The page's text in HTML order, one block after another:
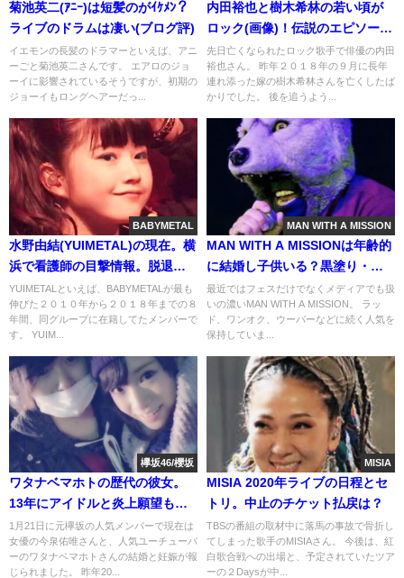
菊池英二(ｱﾆｰ)は短髪のがｲｹﾒﾝ？
ライブのドラムは凄い(ブログ評)
イエモンの長髪のドラマーといえば、アニ
ーごと菊池英二さんです。 エアロのジョ
ーイに影響されているそうですが、初期の
ジョーイもロングヘアーだっ...
内田裕也と樹木希林の若い頃が
ロック(画像)！伝説のエピソー
ド・逸話
先日亡くなられたロック歌手で俳優の内田
裕也さん。 昨年２０１８年の９月に長年
連れ添った嫁の樹木希林さんを亡くしたば
かりでした。 後を追うよう...
BABYMETAL
水野由結(YUIMETAL)の現在。横
浜で看護師の目撃情報。脱退理
由と復帰の可能性
YUIMETALといえば、BABYMETALが最も
伸びた２０１０年から２０１８年までの８
年間、同グループに在籍してたメンバーで
す。 YUIM...
MAN WITH A MISSION
MAN WITH A MISSIONは年齢的
に結婚し子供いる？黒塗り・本
名(画像)
最近ではフェスだけでなくメディアでも扱
いの濃いMAN WITH A MISSION。 ラッ
ド、ワンオク、ウーバーなどに続く人気を
保持していま...
欅坂46/櫻坂
ワタナベマホトの歴代の彼女。
13年にアイドルと炎上願望も現
在、今泉佑唯で実現!
1月21日に元欅坂の人気メンバーで現在は
女優の今泉佑唯さんと、人気ユーチューバ
ーのワタナベマホトさんの結婚と妊娠が報
じられました。 昨年20...
MISIA
MISIA 2020年ライブの日程とセ
トリ。中止のチケット払戻は？
TBSの番組の取材中に落馬の事故で骨折し
てしまった歌手のMISIAさん。 今後は、紅
白歌合戦への出場と、予定されていたツア
ーの２Daysが中...